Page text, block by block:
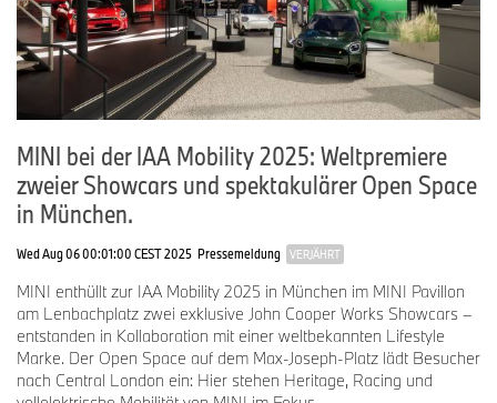
MINI bei der IAA Mobility 2025: Weltpremiere
zweier Showcars und spektakulärer Open Space
in München.
Wed Aug 06 00:01:00 CEST 2025 Pressemeldung VERJÄHRT
MINI enthüllt zur IAA Mobility 2025 in München im MINI Pavillon
am Lenbachplatz zwei exklusive John Cooper Works Showcars –
entstanden in Kollaboration mit einer weltbekannten Lifestyle
Marke. Der Open Space auf dem Max-Joseph-Platz lädt Besucher
nach Central London ein: Hier stehen Heritage, Racing und